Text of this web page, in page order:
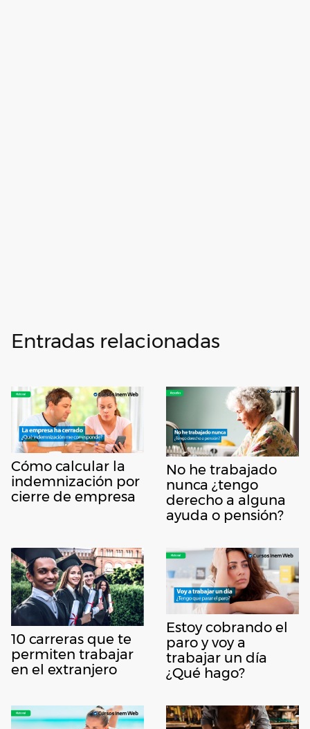
Entradas relacionadas
Cómo calcular la
indemnización por
cierre de empresa
No he trabajado
nunca ¿tengo
derecho a alguna
ayuda o pensión?
10 carreras que te
permiten trabajar
en el extranjero
Estoy cobrando el
paro y voy a
trabajar un día
¿Qué hago?